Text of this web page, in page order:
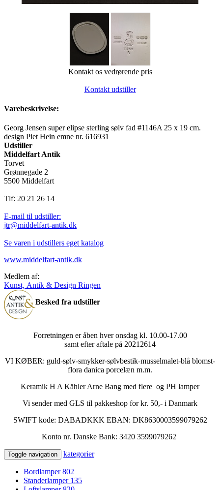
Kontakt os vedrørende pris
Kontakt udstiller
Varebeskrivelse:
Georg Jensen super elipse sterling sølv fad #1146A 25 x 19 cm.
design Piet Hein emne nr. 616931
Udstiller
Middelfart Antik
Torvet
Grønnegade 2
5500 Middelfart
Tlf: 20 21 26 14
E-mail til udstiller:
jtr@middelfart-antik.dk
Se varen i udstillers eget katalog
www.middelfart-antik.dk
Medlem af:
Kunst, Antik & Design Ringen
Besked fra udstiller
Forretningen er åben hver onsdag kl. 10.00-17.00
samt efter aftale på 20212614
VI KØBER: guld-sølv-smykker-sølvbestik-musselmalet-blå blomst-
flora danica porcelæn m.m.
Keramik H A Kähler Arne Bang med flere og PH lamper
Vi sender med GLS til pakkeshop for kr. 50,- i Danmark
SWIFT kode: DABADKKK EBAN: DK8630003599079262
Konto nr. Danske Bank: 3420 3599079262
Toggle navigation kategorier
Bordlamper802
Standerlamper 135